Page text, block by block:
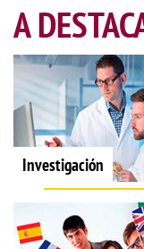
A
Investigación